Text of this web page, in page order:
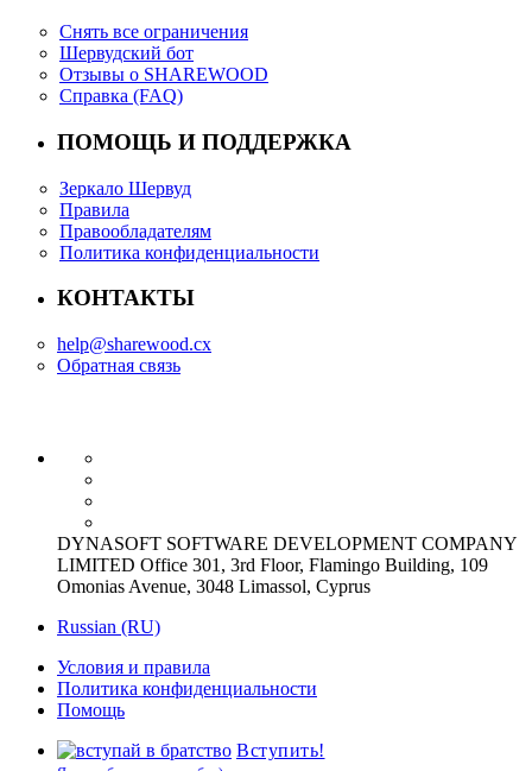
Снять все ограничения
Шервудский бот
Отзывы о SHAREWOOD
Справка (FAQ)
ПОМОЩЬ И ПОДДЕРЖКА
Зеркало Шервуд
Правила
Правообладателям
Политика конфиденциальности
КОНТАКТЫ
help@sharewood.cx
Обратная связь
DYNASOFT SOFTWARE DEVELOPMENT COMPANY
LIMITED Office 301, 3rd Floor, Flamingo Building, 109
Omonias Avenue, 3048 Limassol, Cyprus
Russian (RU)
Условия и правила
Политика конфиденциальности
Помощь
Вступить!